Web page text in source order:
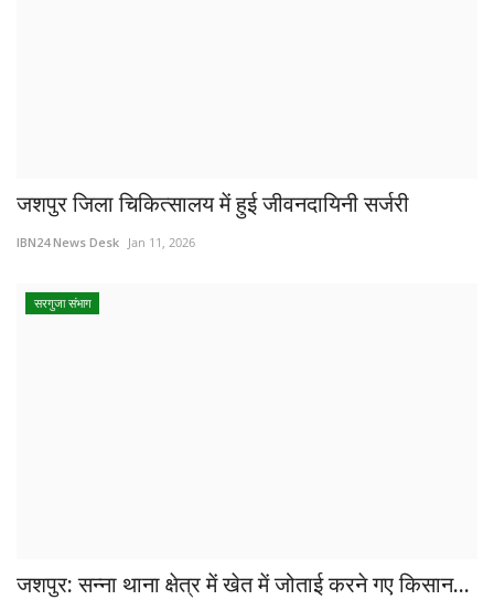
जशपुर जिला चिकित्सालय में हुई जीवनदायिनी सर्जरी
IBN24 News Desk Jan 11, 2026
सरगुजा संभाग
जशपुर: सन्ना थाना क्षेत्र में खेत में जोताई करने गए किसान...